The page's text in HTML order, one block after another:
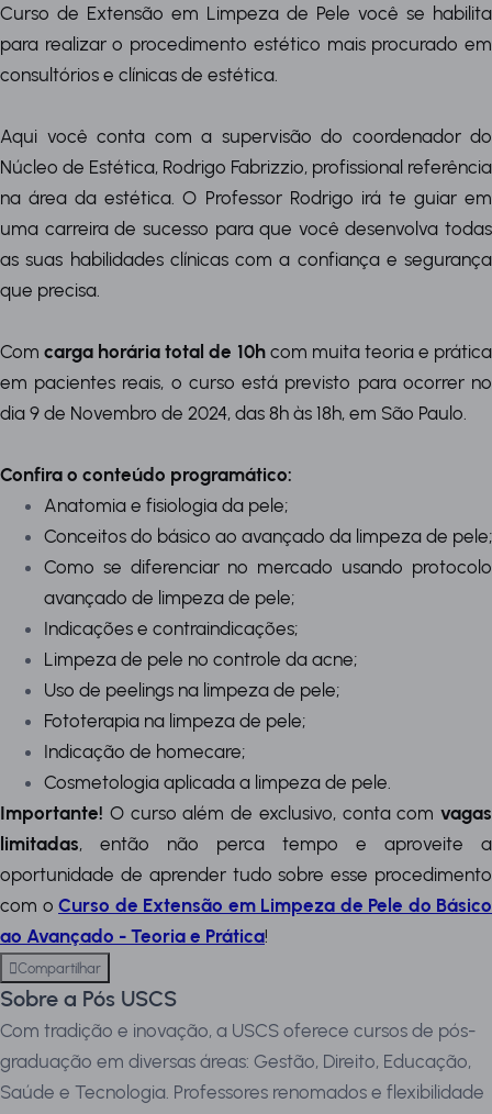
Curso de Extensão em Limpeza de Pele você se habilita
para realizar o procedimento estético mais procurado em
consultórios e clínicas de estética.
Aqui você conta com a supervisão do coordenador do
Núcleo de Estética, Rodrigo Fabrizzio, profissional referência
na área da estética. O Professor Rodrigo irá te guiar em
uma carreira de sucesso para que você desenvolva todas
as suas habilidades clínicas com a confiança e segurança
que precisa.
Comcarga horária total de 10hcom muita teoria e prática
em pacientes reais, o curso está previsto para ocorrer no
dia 9 de Novembro de 2024, das 8h às 18h, em São Paulo.
Confira o conteúdo programático:
Anatomia e fisiologia da pele;
Conceitos do básico ao avançado da limpeza de pele;
Como se diferenciar no mercado usando protocolo
avançado de limpeza de pele;
Indicações e contraindicações;
Limpeza de pele no controle da acne;
Uso de peelings na limpeza de pele;
Fototerapia na limpeza de pele;
Indicação de homecare;
Cosmetologia aplicada a limpeza de pele.
Importante! O curso além de exclusivo, conta com vagas
limitadas, então não perca tempo e aproveite a
oportunidade de aprender tudo sobre esse procedimento
com o Curso de Extensão em Limpeza de Pele do Básico
ao Avançado - Teoria e Prática!
Compartilhar
Sobre a Pós USCS
Com tradição e inovação, a USCS oferece cursos de pós-
graduação em diversas áreas: Gestão, Direito, Educação,
Saúde e Tecnologia. Professores renomados e flexibilidade